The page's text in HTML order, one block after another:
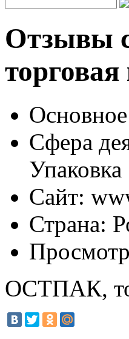
Отзывы
Сфера
Упаковка
Сайт:
Страна:
ОСТПАК,